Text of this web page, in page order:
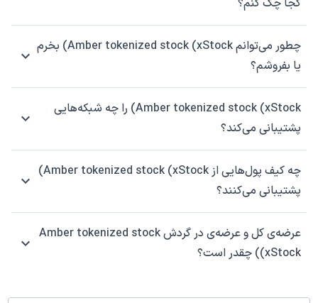
کجا چک کنم؟
چطور می‌توانم Amber tokenized stock (xStock) بخرم
یا بفروشم؟
Amber tokenized stock (xStock) را چه شبکه‌هایی
پشتیبانی می‌کند؟
چه کیف پول‌هایی از Amber tokenized stock (xStock)
پشتیبانی می‌کنند؟
عرضه‌ی کل و عرضه‌ی در گردش Amber tokenized stock
(xStock) چقدر است؟